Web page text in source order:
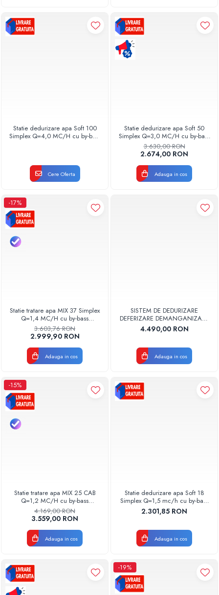
Statie dedurizare apa Soft 100
Simplex Q=4,0 MC/H cu by-bass
Cere Oferta
Statie dedurizare apa Soft 50
Simplex Q=3,0 MC/H cu by-bass
AQUA09110050030 Aquapur
Valhoh Valrom
3.630,00 RON
2.674,00 RON
Adauga in cos
-17%
Statie tratare apa MIX 37 Simplex
Q=1,4 MC/H cu by-bass
AQUA09100037014 Aquapur
Valhoh Valrom
3.603,76 RON
2.999,90 RON
Adauga in cos
SISTEM DE DEDURIZARE
DEFERIZARE DEMANGANIZARE
KARETECH KT MIX 50
4.490,00 RON
Adauga in cos
-15%
Statie tratare apa MIX 25 CAB
Q=1,2 MC/H cu by-bass
AQUA09100025012 Aquapur
Valhoh Valrom
4.169,00 RON
3.559,00 RON
Adauga in cos
Statie dedurizare apa Soft 18
Simplex Q=1,5 mc/h cu by-bass
AQUA09111018015 Aquapur
Valhoh Valrom
2.301,85 RON
Adauga in cos
-19%